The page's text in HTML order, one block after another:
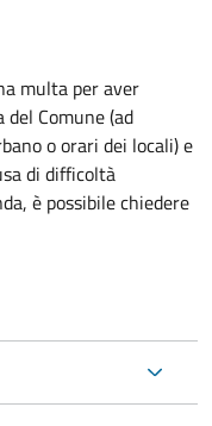
multa per aver
Comune (ad
o orari dei locali) e
di difficoltà
è possibile chiedere